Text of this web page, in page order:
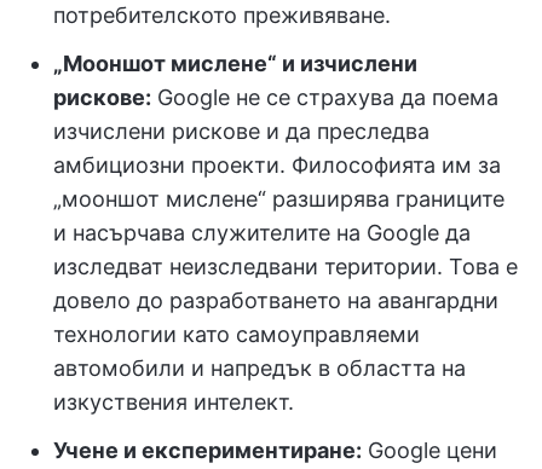
потребителското преживяване.
„Мооншот мислене“ и изчислени
рискове: Google не се страхува да поема
изчислени рискове и да преследва
амбициозни проекти. Философията им за
„мооншот мислене“ разширява границите
и насърчава служителите на Google да
изследват неизследвани територии. Това е
довело до разработването на авангардни
технологии като самоуправляеми
автомобили и напредък в областта на
изкуствения интелект.
Учене и експериментиране: Google цени